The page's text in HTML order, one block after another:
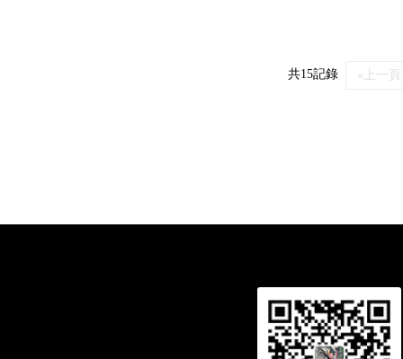
共15記錄 «上一頁